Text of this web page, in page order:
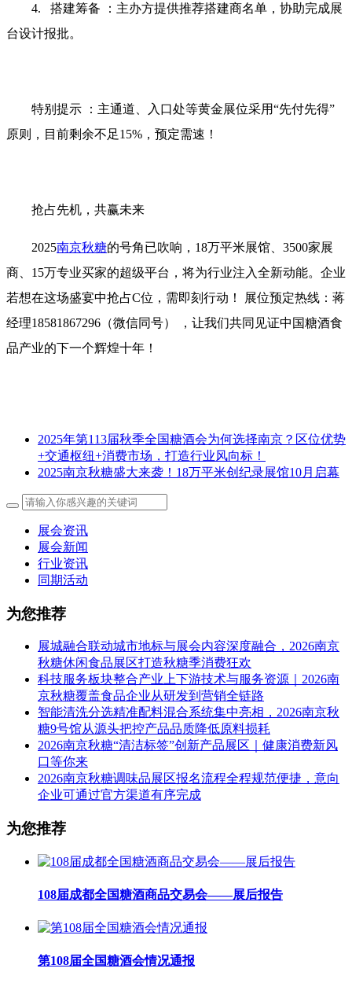
4. 搭建筹备 ：主办方提供推荐搭建商名单，协助完成展
台设计报批。
特别提示 ：主通道、入口处等黄金展位采用“先付先得”
原则，目前剩余不足15%，预定需速！
抢占先机，共赢未来
2025南京秋糖的号角已吹响，18万平米展馆、3500家展
商、15万专业买家的超级平台，将为行业注入全新动能。企业
若想在这场盛宴中抢占C位，需即刻行动！ 展位预定热线：蒋
经理18581867296（微信同号） ，让我们共同见证中国糖酒食
品产业的下一个辉煌十年！
2025年第113届秋季全国糖酒会为何选择南京？区位优势
+交通枢纽+消费市场，打造行业风向标！
2025南京秋糖盛大来袭！18万平米创纪录展馆10月启幕
展会资讯
展会新闻
行业资讯
同期活动
为您推荐
展城融合联动城市地标与展会内容深度融合，2026南京
秋糖休闲食品展区打造秋糖季消费狂欢
科技服务板块整合产业上下游技术与服务资源｜2026南
京秋糖覆盖食品企业从研发到营销全链路
智能清洗分选精准配料混合系统集中亮相，2026南京秋
糖9号馆从源头把控产品品质降低原料损耗
2026南京秋糖“清洁标签”创新产品展区｜健康消费新风
口等你来
2026南京秋糖调味品展区报名流程全程规范便捷，意向
企业可通过官方渠道有序完成
为您推荐
108届成都全国糖酒商品交易会——展后报告
第108届全国糖酒会情况通报